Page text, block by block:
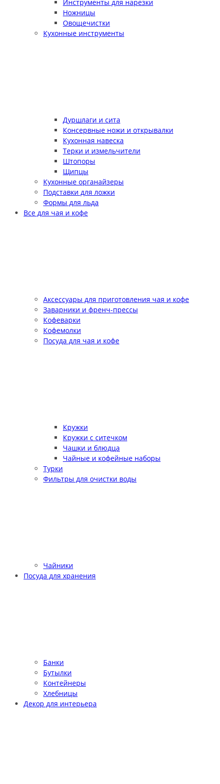
Инструменты для нарезки
Ножницы
Овощечистки
Кухонные инструменты
Дуршлаги и сита
Консервные ножи и открывалки
Кухонная навеска
Терки и измельчители
Штопоры
Щипцы
Кухонные органайзеры
Подставки для ложки
Формы для льда
Все для чая и кофе
Аксессуары для приготовления чая и кофе
Заварники и френч-прессы
Кофеварки
Кофемолки
Посуда для чая и кофе
Кружки
Кружки с ситечком
Чашки и блюдца
Чайные и кофейные наборы
Турки
Фильтры для очистки воды
Чайники
Посуда для хранения
Банки
Бутылки
Контейнеры
Хлебницы
Декор для интерьера